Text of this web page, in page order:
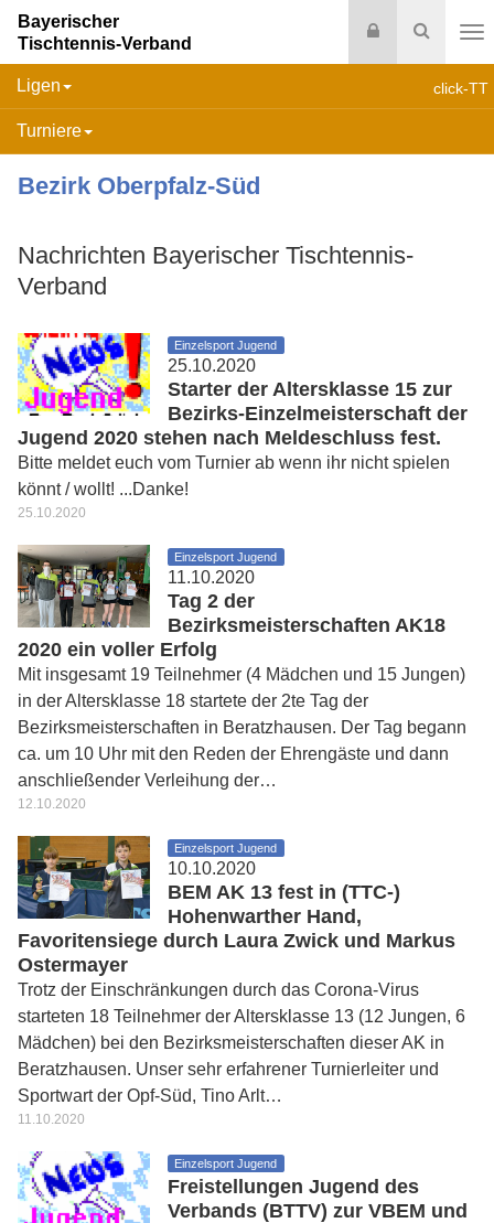
Suche
Login
Bayerischer
Tischtennis-Verband
click-TT
Ligen
Turniere
Bezirk Oberpfalz-Süd
Nachrichten Bayerischer Tischtennis-
Verband
Einzelsport Jugend
25.10.2020
Starter der Altersklasse 15 zur
Bezirks-Einzelmeisterschaft der
Jugend 2020 stehen nach Meldeschluss fest.
Bitte meldet euch vom Turnier ab wenn ihr nicht spielen
könnt / wollt! ...Danke!
25.10.2020
Einzelsport Jugend
11.10.2020
Tag 2 der
Bezirksmeisterschaften AK18
2020 ein voller Erfolg
Mit insgesamt 19 Teilnehmer (4 Mädchen und 15 Jungen)
in der Altersklasse 18 startete der 2te Tag der
Bezirksmeisterschaften in Beratzhausen. Der Tag begann
ca. um 10 Uhr mit den Reden der Ehrengäste und dann
anschließender Verleihung der…
12.10.2020
Einzelsport Jugend
10.10.2020
BEM AK 13 fest in (TTC-)
Hohenwarther Hand,
Favoritensiege durch Laura Zwick und Markus
Ostermayer
Trotz der Einschränkungen durch das Corona-Virus
starteten 18 Teilnehmer der Altersklasse 13 (12 Jungen, 6
Mädchen) bei den Bezirksmeisterschaften dieser AK in
Beratzhausen. Unser sehr erfahrener Turnierleiter und
Sportwart der Opf-Süd, Tino Arlt…
11.10.2020
Einzelsport Jugend
Freistellungen Jugend des
Verbands (BTTV) zur VBEM und